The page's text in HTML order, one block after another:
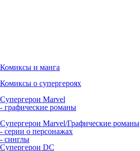
Комиксы и манга
Комиксы о супергероях
Супергерои Marvel
- графические романы
Супергерои Marvel/Графические романы
- серии о персонажах
- синглы
Супергерои DC